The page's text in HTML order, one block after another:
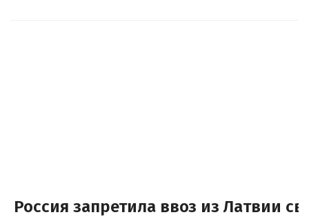
Россия запретила ввоз из Латвии